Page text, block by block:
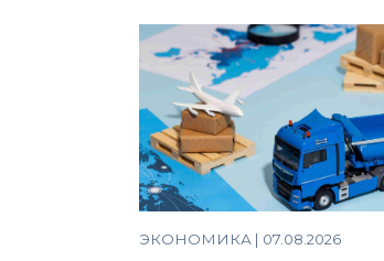
ЭКОНОМИКА | 07.08.2026